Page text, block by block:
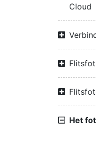
Cloud
Het